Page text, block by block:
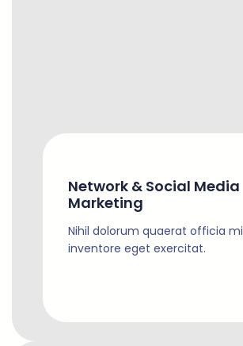
Network & Social Media
Marketing
Nihil dolorum quaerat officia mi
inventore eget exercitat.